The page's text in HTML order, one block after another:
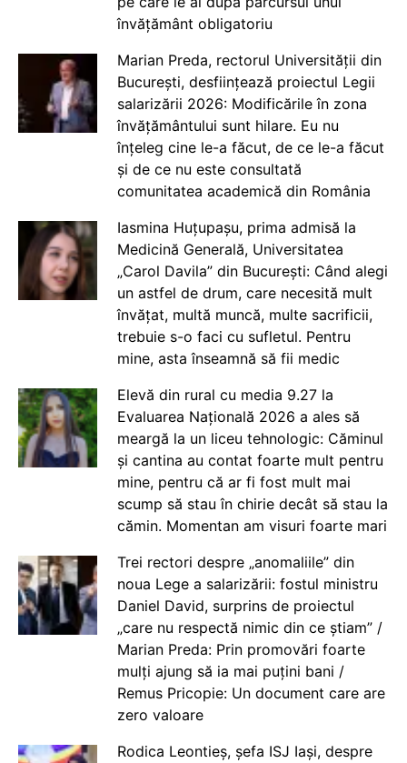
învățământ obligatoriu
Marian Preda, rectorul Universității din
București, desființează proiectul Legii
salarizării 2026: Modificările în zona
învățământului sunt hilare. Eu nu
înțeleg cine le-a făcut, de ce le-a făcut
și de ce nu este consultată
comunitatea academică din România
Iasmina Huțupașu, prima admisă la
Medicină Generală, Universitatea
„Carol Davila” din București: Când alegi
un astfel de drum, care necesită mult
învățat, multă muncă, multe sacrificii,
trebuie s-o faci cu sufletul. Pentru
mine, asta înseamnă să fii medic
Elevă din rural cu media 9.27 la
Evaluarea Națională 2026 a ales să
meargă la un liceu tehnologic: Căminul
și cantina au contat foarte mult pentru
mine, pentru că ar fi fost mult mai
scump să stau în chirie decât să stau la
cămin. Momentan am visuri foarte mari
Trei rectori despre „anomaliile” din
noua Lege a salarizării: fostul ministru
Daniel David, surprins de proiectul
„care nu respectă nimic din ce știam” /
Marian Preda: Prin promovări foarte
mulți ajung să ia mai puțini bani /
Remus Pricopie: Un document care are
zero valoare
Rodica Leontieș, șefa ISJ Iași, despre